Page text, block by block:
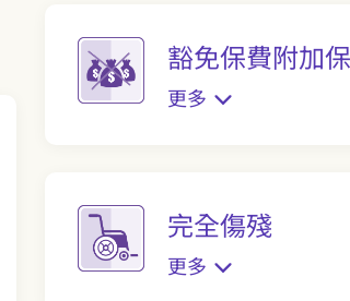
豁免保費附加
更多
完全傷殘
更多